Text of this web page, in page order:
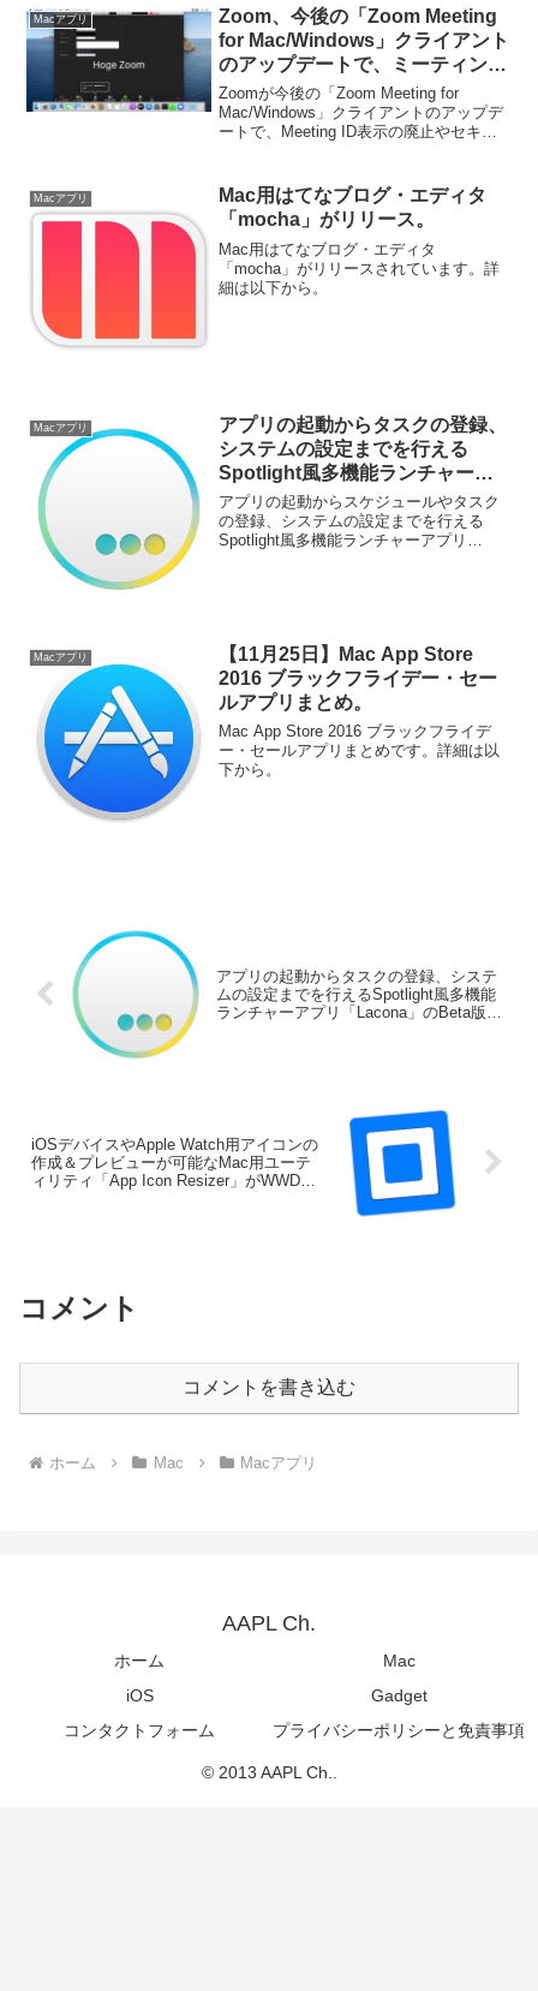
Macアプリ
Zoom、今後の「Zoom Meeting
for Mac/Windows」クライアント
のアップデートで、ミーティング
ID表示の廃止やセキュリティ・オ
プションを追加すると発表。
Zoomが今後の「Zoom Meeting for
Mac/Windows」クライアントのアップデ
ートで、Meeting ID表示の廃止やセキュ
Macアプリ
Mac用はてなブログ・エディタ
「mocha」がリリース。
Mac用はてなブログ・エディタ
「mocha」がリリースされています。詳
細は以下から。
Macアプリ
アプリの起動からタスクの登録、
システムの設定までを行える
Spotlight風多機能ランチャーア
プリ「Lacona」のBeta版が公開
中。
アプリの起動からスケジュールやタスク
の登録、システムの設定までを行える
Spotlight風多機能ランチャーアプリ
Macアプリ
【11月25日】Mac App Store
2016 ブラックフライデー・セー
ルアプリまとめ。
Mac App Store 2016 ブラックフライデ
ー・セールアプリまとめです。詳細は以
下から。
アプリの起動からタスクの登録、システ
ムの設定までを行えるSpotlight風多機能
ランチャーアプリ「Lacona」のBeta版が
iOSデバイスやApple Watch用アイコンの
作成＆プレビューが可能なMac用ユーテ
ィリティ「App Icon Resizer」がWWDC
コメント
コメントを書き込む
ホーム Mac Macアプリ
AAPL Ch.
ホーム
Mac
iOS
Gadget
コンタクトフォーム
プライバシーポリシーと免責事項
© 2013 AAPL Ch..